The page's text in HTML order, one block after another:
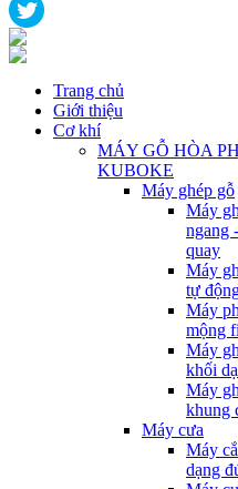
Trang chủ
Giới thiệu
Cơ khí
MÁY GỖ HÒA
KUBOKE
Máy ghép gỗ
Máy
ngang
quay
Máy
tự
Máy
mộng
Máy
khối
Máy
khung
Máy cưa
Máy
dạng